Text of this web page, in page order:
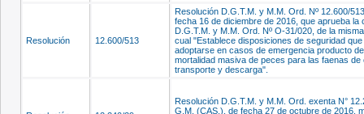
Resolución 12.600/513
Resolución D.G.T.M. y M.M. Ord. Nº 12.600/
fecha 16 de diciembre de 2016, que aprueba la
D.G.T.M. y M.M. Ord. Nº O-31/020, de la
cual "Establece disposiciones de seguridad que
adoptarse en casos de emergencia producto de
mortalidad masiva de peces para las faenas de
transporte y descarga".
Resolución D.G.T.M. y M.M. Ord. exenta N°
G.M. (CAS.), de fecha 27 de octubre de 2016,